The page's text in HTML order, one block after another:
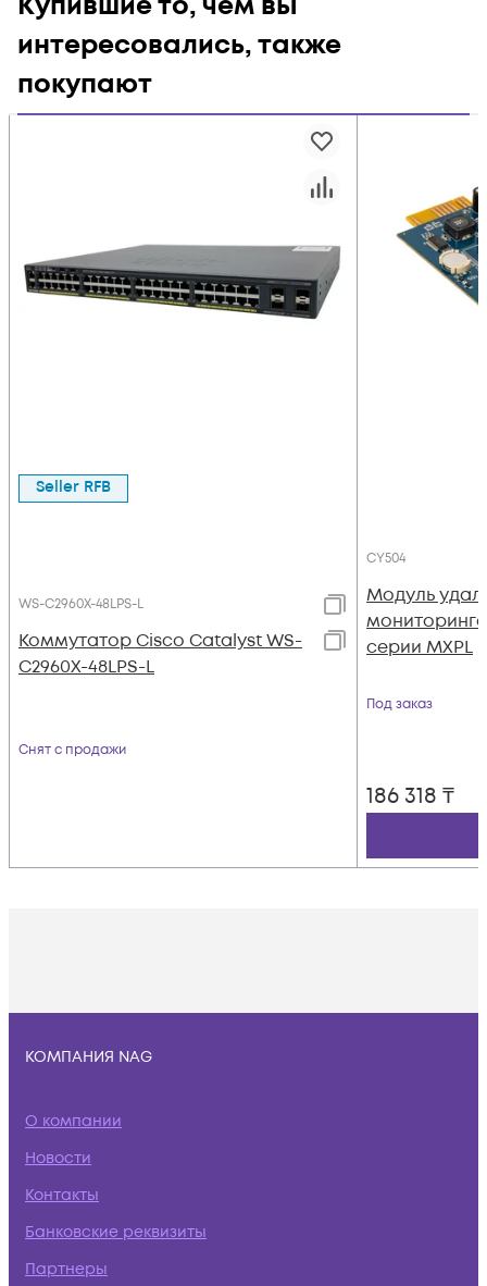
интересовались, также
покупают
Seller RFB
WS-C2960X-48LPS-L
Коммутатор Cisco Catalyst WS-
C2960X-48LPS-L
Снят с продажи
CY504
Модуль
серии MXPL
Под заказ
186 318 ₸
КОМПАНИЯ NAG
О компании
Новости
Контакты
Банковские реквизиты
Партнеры